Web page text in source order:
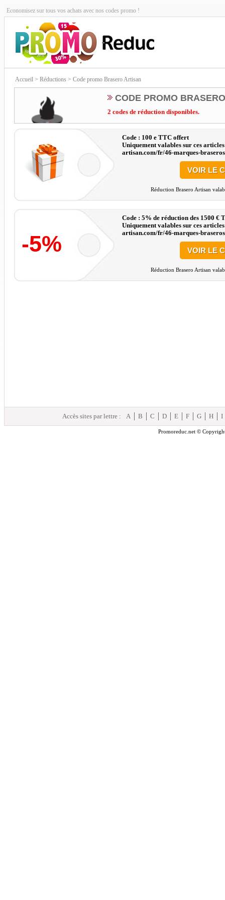
Economisez sur tous vos achats avec nos codes promo !
Accueil > Réductions > Code promo Brasero Artisan
CODE PROMO
2 codes de réduction disponibles.
Code : 100 e TTC offert
Uniquement valables sur ces
artisan.com/fr/46-marques-braseros
VOIR LE
Réduction Brasero Artisan
-5%
Code : 5% de réduction des 1500 €
Uniquement valables sur ces
artisan.com/fr/46-marques-braseros
VOIR LE
Réduction Brasero Artisan
Accès sites par lettre : A B C D E F G H I
Promoreduc.net ©